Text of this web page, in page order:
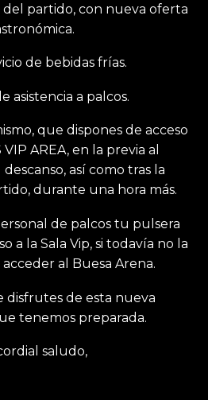
del partido, con nueva oferta
de bebidas frías.
asistencia a palcos.
que dispones de acceso
AREA, en la previa al
así como tras la
durante una hora más.
de palcos tu pulsera
a la Sala Vip, si todavía no la
al Buesa Arena.
disfrutes de esta nueva
tenemos preparada.
saludo,